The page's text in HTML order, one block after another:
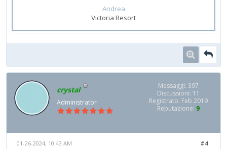
Andrea
Victoria Resort
crystal
Administrator
Messaggi: 397
Discussioni: 11
Registrato: Feb 2019
Reputazione: 9
#4
01-26-2024, 10:43 AM